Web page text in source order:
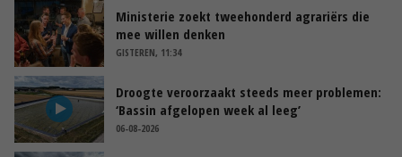
Ministerie zoekt tweehonderd agrariërs die
mee willen denken
GISTEREN, 11:34
Droogte veroorzaakt steeds meer problemen:
‘Bassin afgelopen week al leeg’
06-08-2026